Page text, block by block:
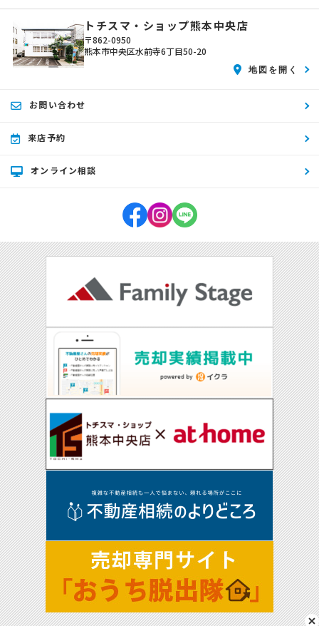
トチスマ・ショップ熊本中央店
〒862-0950
熊本市中央区水前寺6丁目50-20
地図を開く
お問い合わせ
来店予約
オンライン相談